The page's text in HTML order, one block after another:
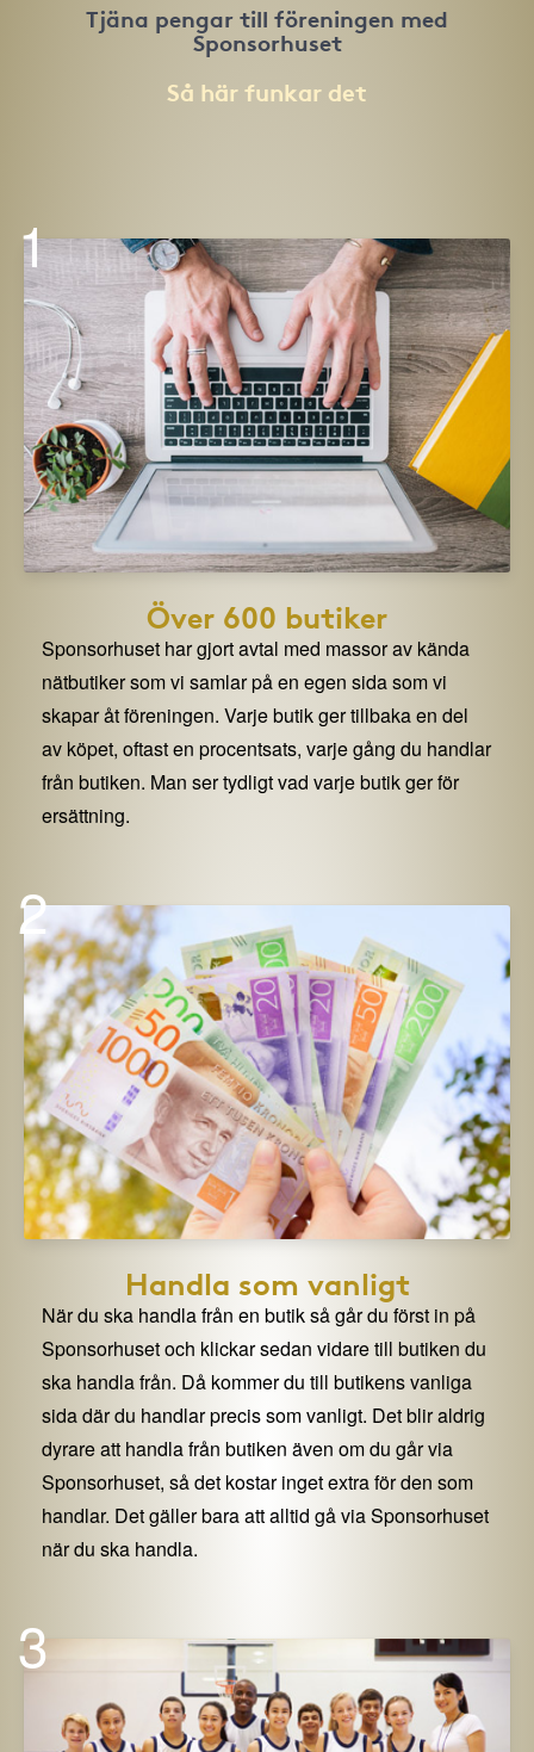
Tjäna pengar till föreningen med
Sponsorhuset
Så här funkar det
1
Över 600 butiker
Sponsorhuset har gjort avtal med massor av kända
nätbutiker som vi samlar på en egen sida som vi
skapar åt föreningen. Varje butik ger tillbaka en del
av köpet, oftast en procentsats, varje gång du handlar
från butiken. Man ser tydligt vad varje butik ger för
ersättning.
2
Handla som vanligt
När du ska handla från en butik så går du först in på
Sponsorhuset och klickar sedan vidare till butiken du
ska handla från. Då kommer du till butikens vanliga
sida där du handlar precis som vanligt. Det blir aldrig
dyrare att handla från butiken även om du går via
Sponsorhuset, så det kostar inget extra för den som
handlar. Det gäller bara att alltid gå via Sponsorhuset
när du ska handla.
3